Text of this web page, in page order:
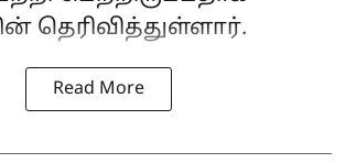
தெரிவித்துள்ளார்.
Read More